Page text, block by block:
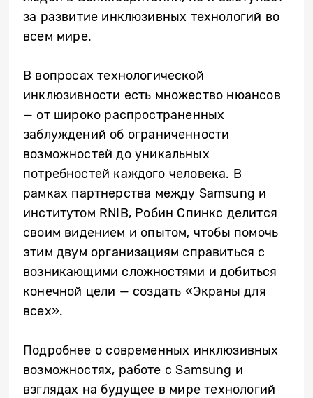
за развитие инклюзивных технологий во
всем мире.
В вопросах технологической
инклюзивности есть множество нюансов
— от широко распространенных
заблуждений об ограниченности
возможностей до уникальных
потребностей каждого человека. В
рамках партнерства между Samsung и
институтом RNIB, Робин Спинкс делится
своим видением и опытом, чтобы помочь
этим двум организациям справиться с
возникающими сложностями и добиться
конечной цели — создать «Экраны для
всех».
Подробнее о современных инклюзивных
возможностях, работе с Samsung и
взглядах на будущее в мире технологий